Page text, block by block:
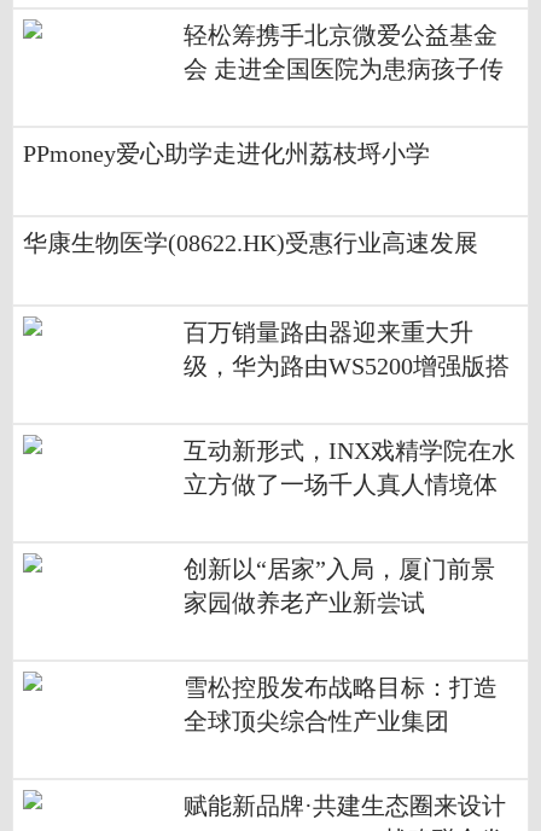
轻松筹携手北京微爱公益基金
会 走进全国医院为患病孩子传
PPmoney爱心助学走进化州荔枝埒小学
华康生物医学(08622.HK)受惠行业高速发展
百万销量路由器迎来重大升
级，华为路由WS5200增强版搭
互动新形式，INX戏精学院在水
立方做了一场千人真人情境体
创新以“居家”入局，厦门前景
家园做养老产业新尝试
雪松控股发布战略目标：打造
全球顶尖综合性产业集团
赋能新品牌·共建生态圈来设计